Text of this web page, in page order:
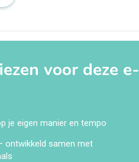
voor deze e-
je eigen manier en tempo
ontwikkeld samen met